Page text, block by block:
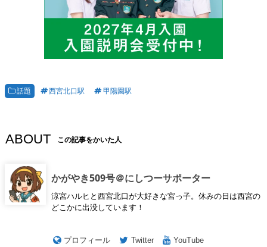
話題 西宮北口駅 甲陽園駅
ABOUT この記事をかいた人
かがやき509号＠にしつーサポーター
涼宮ハルヒと西宮北口が大好きな宮っ子。休みの日は西宮の
どこかに出没しています！
プロフィール Twitter YouTube